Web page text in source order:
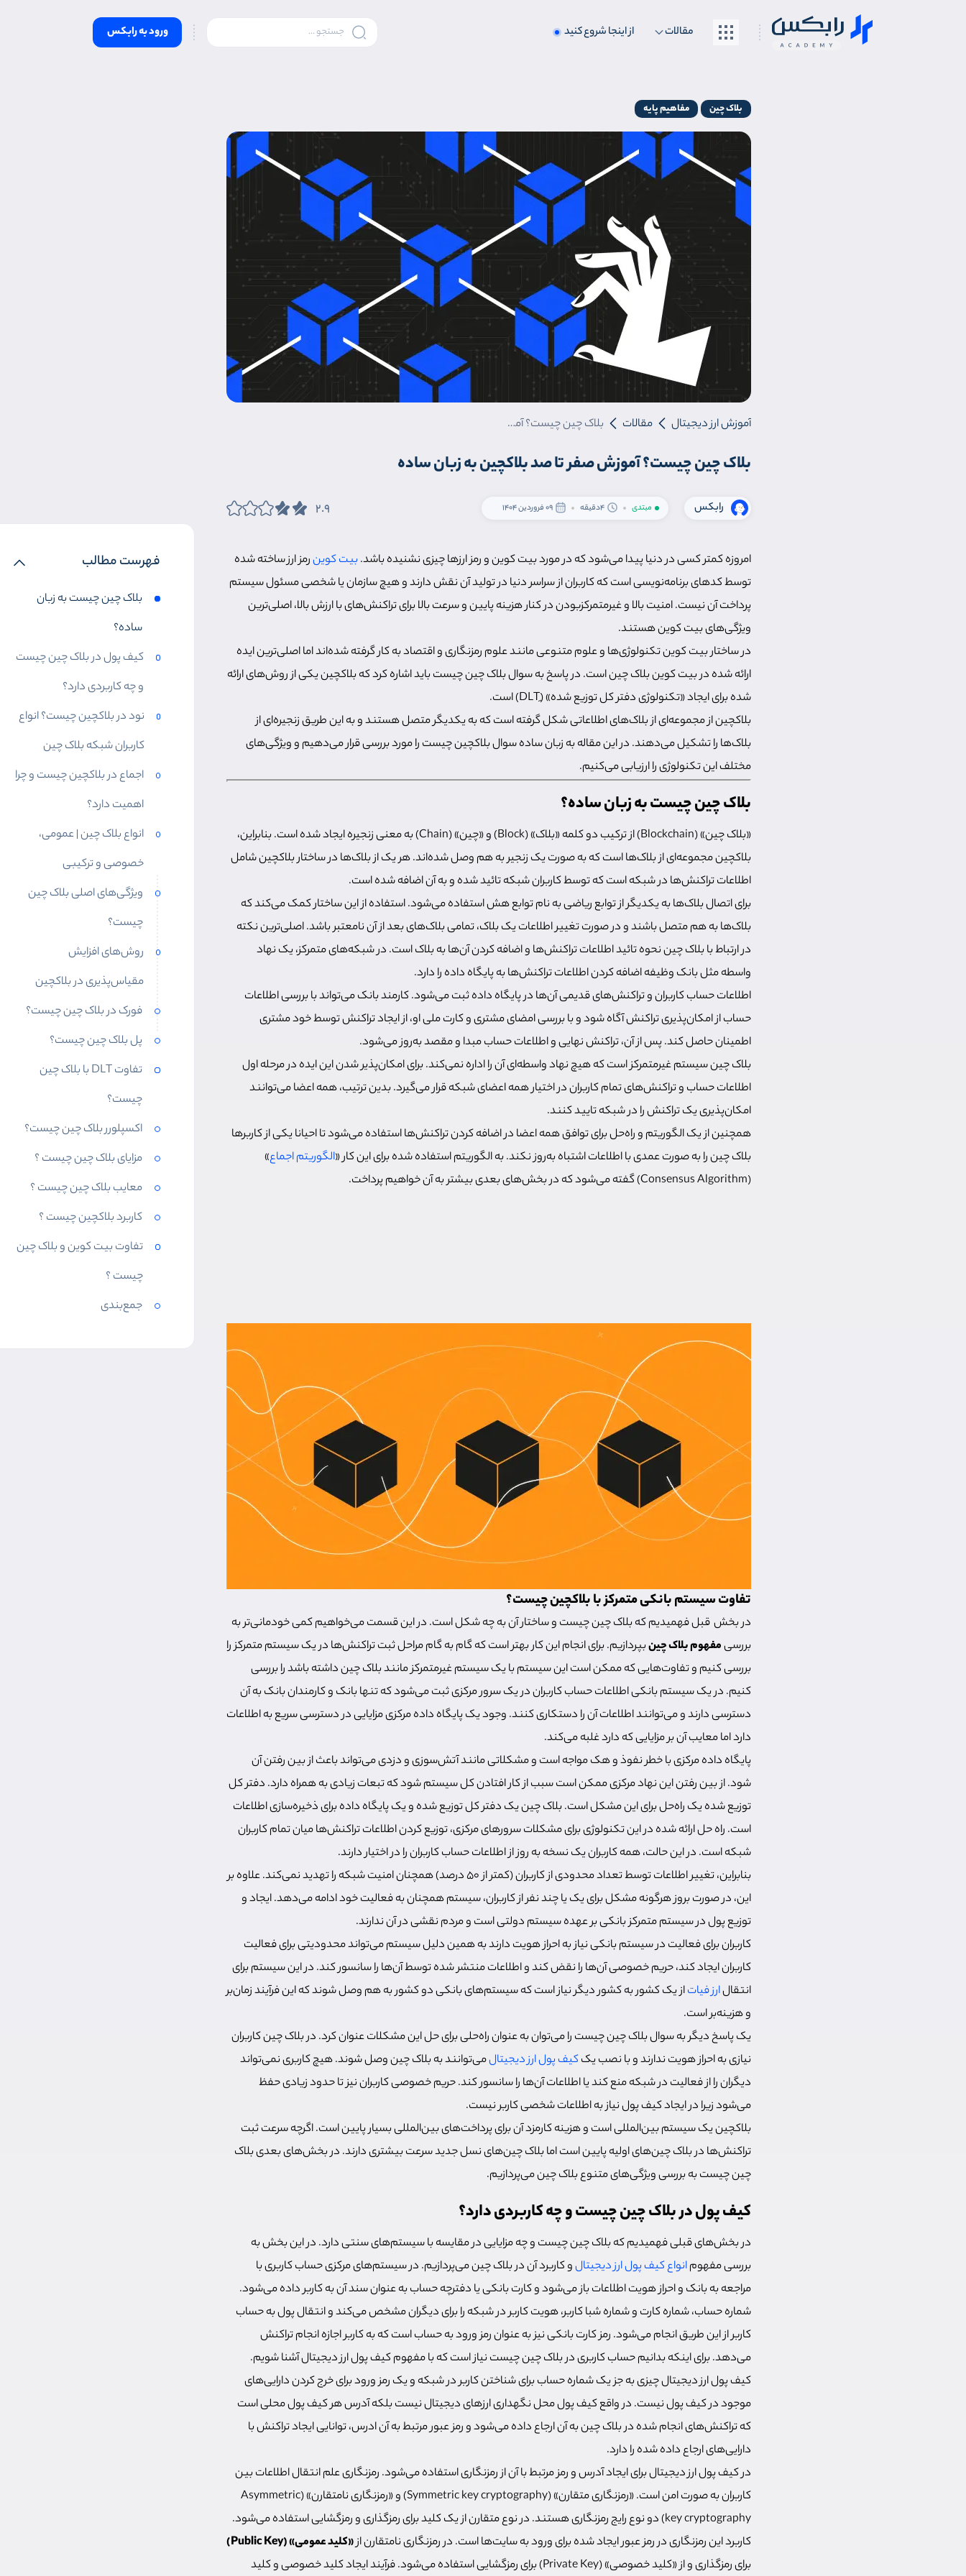
مقالات از اینجا شروع کنید ورود به رابکس
بلاک چین مفاهیم پایه
آموزش ارز دیجیتال مقالات بلاک چین چیست؟ آموزش صفر تا صد بلاکچین به زبان ساده
بلاک چین چیست؟ آموزش صفر تا صد بلاکچین به زبان ساده
رابکس مبتدی 4دقیقه 09 فروردین 1404 2.9
فهرست مطالب
بلاک چین چیست به زبان
ساده؟
کیف پول در بلاک چین چیست
و چه کاربردی دارد؟
نود در بلاکچین چیست؟ انواع
کاربران شبکه بلاک چین
اجماع در بلاکچین چیست و چرا
اهمیت دارد؟
انواع بلاک چین | عمومی،
خصوصی و ترکیبی
ویژگی‌های اصلی بلاک چین
چیست؟
روش‌های افزایش
مقیاس‌پذیری در بلاکچین
فورک در بلاک چین چیست؟
پل بلاک چین چیست؟
تفاوت DLT با بلاک چین
چیست؟
اکسپلورر بلاک چین چیست؟
مزایای بلاک چین چیست ؟
معایب بلاک چین چیست ؟
کاربرد بلاکچین چیست ؟
تفاوت بیت کوین و بلاک چین
چیست ؟
جمع‌بندی
امروزه کمتر کسی در دنیا پیدا می‌شود که در مورد بیت کوین و رمز ارزها چیزی نشنیده باشد. بیت کوینرمز ارز ساخته شده
توسط کدهای برنامه‌نویسی است که کاربران از سراسر دنیا در تولید آن نقش دارند و هیچ سازمان یا شخصی مسئول سیستم
پرداخت آن نیست. امنیت بالا و غیرمتمرکزبودن در کنار هزینه پایین و سرعت بالا برای تراکنش‌های با ارزش بالا، اصلی‌ترین
ویژگی‌های بیت کوین هستند.
در ساختار بیت کوین تکنولوژی‌ها و علوم متنوعی مانند علوم رمزنگاری و اقتصاد به کار گرفته شده‌اند اما اصلی‌ترین ایده
ارائه شده در بیت کوین بلاک چین است. در پاسخ به سوال بلاک چین چیست باید اشاره کرد که بلاکچین یکی از روش‌های ارائه
شده برای ایجاد «تکنولوژی دفتر کل توزیع شده» (ِDLT) است.
بلاکچین از مجموعه‌ای از بلاک‌های اطلاعاتی شکل گرفته است که به یکدیگر متصل هستند و به این طریق زنجیره‌ای از
بلاک‌ها را تشکیل می‌دهند. در این مقاله به زبان ساده سوال بلاکچین چیست را مورد بررسی قرار می‌دهیم و ویژگی‌های
مختلف این تکنولوژی را ارزیابی می‌کنیم.
بلاک چین چیست به زبان ساده؟
«بلاک چین» (Blockchain) از ترکیب دو کلمه «بلاک» (Block) و «چین» (Chain) به معنی زنجیره ایجاد شده است. بنابراین،
بلاکچین مجموعه‌ای از بلاک‌ها است که به صورت یک زنجیر به هم وصل شده‌اند. هر یک از بلاک‌ها در ساختار بلاکچین شامل
اطلاعات تراکنش‌ها در شبکه است که توسط کاربران شبکه تائید شده و به آن اضافه شده است.
برای اتصال بلاک‌ها به یکدیگر از توابع ریاضی به نام توابع هش استفاده می‌شود. استفاده از این ساختار کمک می‌کند که
بلاک‌ها به هم متصل باشند و در صورت تغییر اطلاعات یک بلاک، تمامی بلاک‌های بعد از آن نامعتبر باشد. اصلی‌ترین نکته
در ارتباط با بلاک چین نحوه تائید اطلاعات تراکنش‌ها و اضافه کردن آن‌ها به بلاک است. در شبکه‌های متمرکز، یک نهاد
واسطه مثل بانک وظیفه اضافه کردن اطلاعات تراکنش‌ها به پایگاه داده را دارد.
اطلاعات حساب کاربران و تراکنش‌های قدیمی آن‌ها در پایگاه داده ثبت می‌شود. کارمند بانک می‌تواند با بررسی اطلاعات
حساب از امکان‌پذیری تراکنش آگاه شود و با بررسی امضای مشتری و کارت ملی او، از ایجاد تراکنش توسط خود مشتری
اطمینان حاصل کند. پس از آن، تراکنش نهایی و اطلاعات حساب مبدا و مقصد به‌روز می‌شود.
بلاک چین سیستم غیرمتمرکز است که هیچ نهاد واسطه‌ای آن را اداره نمی‌کند. برای امکان‌پذیر شدن این ایده در مرحله اول
اطلاعات حساب و تراکنش‌های تمام کاربران در اختیار همه اعضای شبکه قرار می‌گیرد. بدین ترتیب، همه اعضا می‌توانند
امکان‌پذیری یک تراکنش را در شبکه تایید کنند.
همچنین از یک الگوریتم و راه‌حل برای توافق همه اعضا در اضافه کردن تراکنش‌ها استفاده می‌شود تا احیانا یکی از کاربرها
بلاک چین را به صورت عمدی با اطلاعات اشتباه به‌روز نکند. به الگوریتم استفاده شده برای این کار «الگوریتم اجماع»
(Consensus Algorithm) گفته می‌شود که در بخش‌های بعدی بیشتر به آن خواهیم پرداخت.
تفاوت سیستم بانکی متمرکز با بلاکچین چیست؟
در بخش قبل فهمیدیم که بلاک چین چیست و ساختار آن به چه شکل است. در این قسمت می‌خواهیم کمی خودمانی‌تر به
بررسیمفهوم بلاک چینبپردازیم. برای انجام این کار بهتر است که گام به گام مراحل ثبت تراکنش‌ها در یک سیستم متمرکز را
بررسی کنیم و تفاوت‌هایی که ممکن است این سیستم با یک سیستم غیرمتمرکز مانند بلاک چین داشته باشد را بررسی
کنیم. در یک سیستم بانکی اطلاعات حساب کاربران در یک سرور مرکزی ثبت می‌شود که تنها بانک و کارمندان بانک به آن
دسترسی دارند و می‌توانند اطلاعات آن را دستکاری کنند. وجود یک پایگاه داده مرکزی مزایایی در دسترسی سریع به اطلاعات
دارد اما معایب آن بر مزایایی که دارد غلبه می‌کند.
پایگاه داده مرکزی با خطر نفوذ و هک مواجه است و مشکلاتی مانند آتش‌سوزی و دزدی می‌تواند باعث از بین رفتن آن
شود. از بین رفتن این نهاد مرکزی ممکن است سبب از کار افتادن کل سیستم شود که تبعات زیادی به همراه دارد. دفتر کل
توزیع شده یک راه‌حل برای این مشکل است. بلاک چین یک دفتر کل توزیع شده و یک پایگاه داده برای ذخیره‌سازی اطلاعات
است. راه حل ارائه شده در این تکنولوژی برای مشکلات سرورهای مرکزی، توزیع کردن اطلاعات تراکنش‌ها میان تمام کاربران
شبکه است. در این حالت، همه کاربران یک نسخه به روز از اطلاعات حساب کاربران را در اختیار دارند.
بنابراین، تغییر اطلاعات توسط تعداد محدودی از کاربران (کمتر از 50 درصد) همچنان امنیت شبکه را تهدید نمی‌کند. علاوه بر
این، در صورت بروز هرگونه مشکل برای یک یا چند نفر از کاربران، سیستم همچنان به فعالیت خود ادامه می‌دهد. ایجاد و
توزیع پول در سیستم متمرکز بانکی بر عهده سیستم دولتی است و مردم نقشی در آن ندارند.
کاربران برای فعالیت در سیستم بانکی نیاز به احراز هویت دارند به همین دلیل سیستم می‌تواند محدودیتی برای فعالیت
کاربران ایجاد کند، حریم خصوصی آن‌ها را نقض کند و اطلاعات منتشر شده توسط آن‌ها را سانسور کند. در این سیستم برای
انتقالارز فیاتاز یک کشور به کشور دیگر نیاز است که سیستم‌های بانکی دو کشور به هم وصل شوند که این فرآیند زمان‌بر
و هزینه‌بر است.
یک پاسخ دیگر به سوال بلاک چین چیست را می‌توان به عنوان راه‌حلی برای حل این مشکلات عنوان کرد. در بلاک چین کاربران
نیازی به احراز هویت ندارند و با نصب یککیف پول ارز دیجیتالمی‌توانند به بلاک چین وصل شوند. هیچ کاربری نمی‌تواند
دیگران را از فعالیت در شبکه منع کند یا اطلاعات آن‌ها را سانسور کند. حریم خصوصی کاربران نیز تا حدود زیادی حفظ
می‌‌شود زیرا در ایجاد کیف پول نیاز به اطلاعات شخصی کاربر نیست.
بلاکچین یک سیستم بین‌المللی است و هزینه کارمزد آن برای پرداخت‌های بین‌المللی بسیار پایین است. اگرچه سرعت ثبت
تراکنش‌ها در بلاک چین‌های اولیه پایین است اما بلاک چین‌های نسل جدید سرعت بیشتری دارند. در بخش‌های بعدی بلاک
چین چیست به بررسی ویژگی‌های متنوع بلاک چین می‌پردازیم.
کیف پول در بلاک چین چیست و چه کاربردی دارد؟
در بخش‌های قبلی فهمیدیم که بلاک چین چیست و چه مزایایی در مقایسه با سیستم‌های سنتی دارد. در این بخش به
بررسی مفهومانواع کیف پول ارز دیجیتالو کاربرد آن در بلاک چین می‌پردازیم. در سیستم‌های مرکزی حساب کاربری با
مراجعه به بانک و احراز هویت اطلاعات باز می‌شود و کارت بانکی یا دفترچه حساب به عنوان سند آن به کاربر داده می‌شود.
شماره حساب، شماره کارت و شماره شبا کاربر، هویت کاربر در شبکه را برای دیگران مشخص می‌کند و انتقال پول به حساب
کاربر از این طریق انجام می‌شود. رمز کارت بانکی نیز به عنوان رمز ورود به حساب است که به کاربر اجازه انجام تراکنش
می‌دهد. برای اینکه بدانیم حساب کاربری در بلاک چین چیست نیاز است که با مفهوم کیف پول ارز دیجیتال آشنا شویم.
کیف پول ارز دیجیتال چیزی به جز یک شماره حساب برای شناختن کاربر در شبکه و یک رمز ورود برای خرج کردن دارایی‌های
موجود در کیف پول نیست. در واقع کیف پول محل نگهداری ارزهای دیجیتال نیست بلکه آدرس هر کیف پول محلی است
که تراکنش‌های انجام شده در بلاک چین به آن ارجاع داده می‌شود و رمز عبور مرتبط به آن ادرس، توانایی ایجاد تراکنش با
دارایی‌های ارجاع داده شده را دارد.
در کیف پول ارز دیجیتال برای ایجاد آدرس و رمز مرتبط با آن از رمزنگاری استفاده می‌شود. رمزنگاری علم انتقال اطلاعات بین
کاربران به صورت امن است. «رمزنگاری متقارن» (Symmetric key cryptography) و «رمزنگاری نامتقارن» (Asymmetric
key cryptography) دو نوع رایج رمزنگاری هستند. در نوع متقارن از یک کلید برای رمزگذاری و رمزگشایی استفاده می‌شود.
کاربرد این رمزنگاری در رمز عبور ایجاد شده برای ورود به سایت‌ها است. در رمزنگاری نامتقارن از«کلید عمومی» (Public Key)
برای رمزگذاری و از «کلید خصوصی» (Private Key) برای رمزگشایی استفاده می‌شود. فرآیند ایجاد کلید خصوصی و کلید